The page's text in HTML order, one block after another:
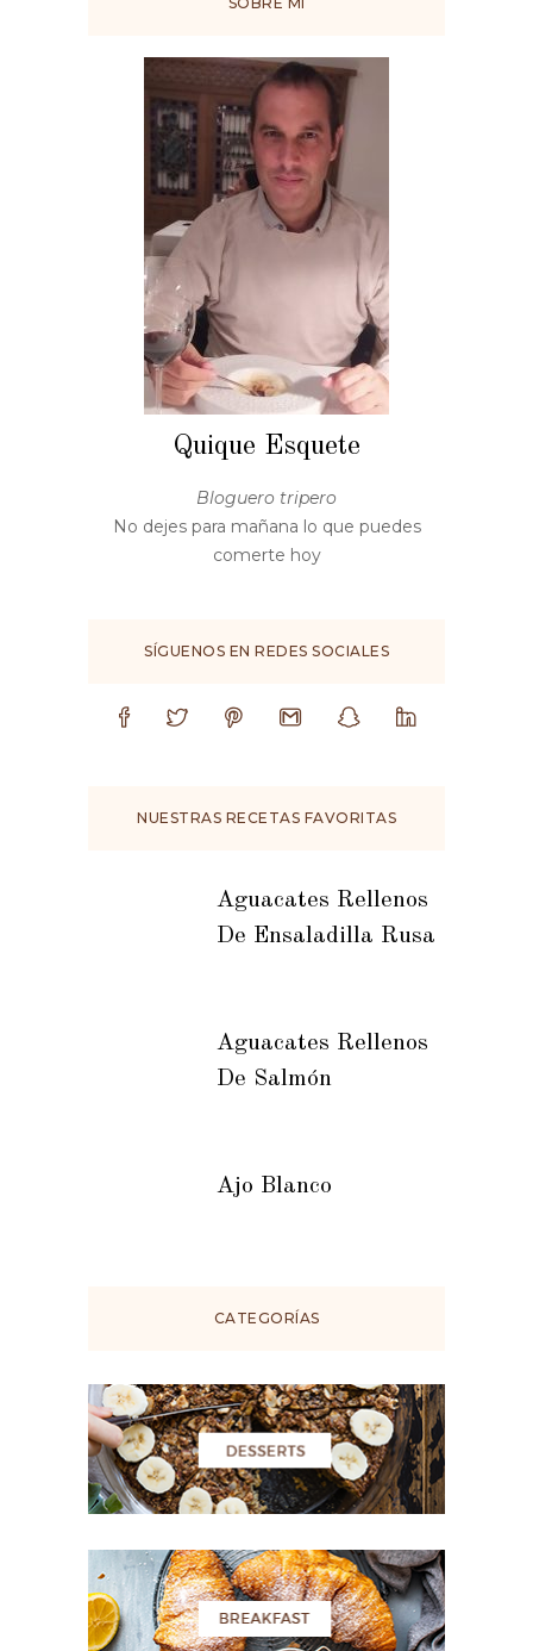
Quique Esquete
Bloguero tripero
No dejes para mañana lo que puedes
comerte hoy
SÍGUENOS EN REDES SOCIALES
NUESTRAS RECETAS FAVORITAS
Aguacates Rellenos
De Ensaladilla Rusa
Aguacates Rellenos
De Salmón
Ajo Blanco
CATEGORÍAS